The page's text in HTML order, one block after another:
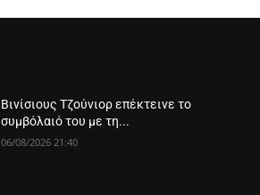
Βινίσιους Τζούνιορ επέκτεινε το
συμβόλαιό του με τη...
06/08/2026 21:40